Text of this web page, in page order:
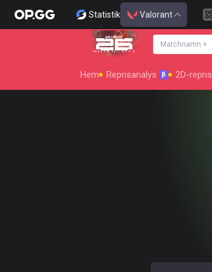
Statistik Valorant
SEASON 26 : ACT 4
Matchnamn +
Hem Reprisanalys β 2D-repris